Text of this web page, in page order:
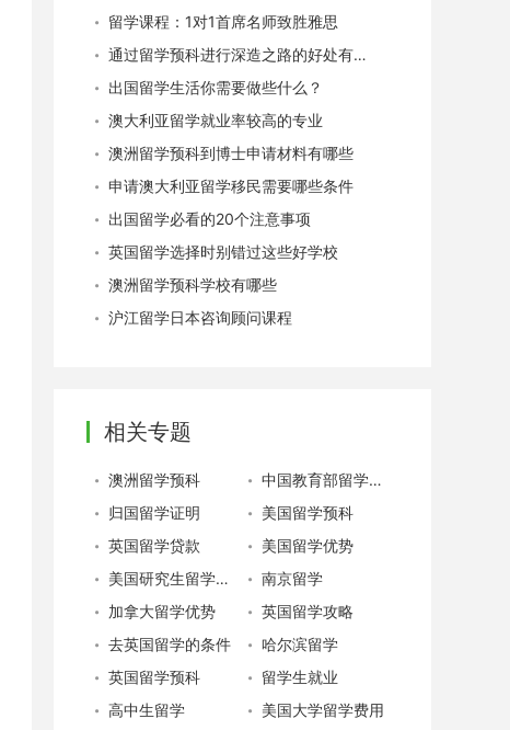
留学课程：1对1首席名师致胜雅思
通过留学预科进行深造之路的好处有哪些
出国留学生活你需要做些什么？
澳大利亚留学就业率较高的专业
澳洲留学预科到博士申请材料有哪些
申请澳大利亚留学移民需要哪些条件
出国留学必看的20个注意事项
英国留学选择时别错过这些好学校
澳洲留学预科学校有哪些
沪江留学日本咨询顾问课程
相关专题
澳洲留学预科
中国教育部留学服务中心
归国留学证明
美国留学预科
英国留学贷款
美国留学优势
美国研究生留学费用
南京留学
加拿大留学优势
英国留学攻略
去英国留学的条件
哈尔滨留学
英国留学预科
留学生就业
高中生留学
美国大学留学费用